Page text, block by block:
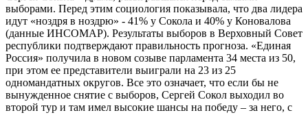
выборами. Перед этим социология показывала, что два лидера
идут «ноздря в ноздрю» - 41% у Сокола и 40% у Коновалова
(данные ИНСОМАР). Результаты выборов в Верховный Совет
республики подтверждают правильность прогноза. «Единая
Россия» получила в новом созыве парламента 34 места из 50,
при этом ее представители выиграли на 23 из 25
одномандатных округов. Все это означает, что если бы не
вынужденное снятие с выборов, Сергей Сокол выходил во
второй тур и там имел высокие шансы на победу – за него, с